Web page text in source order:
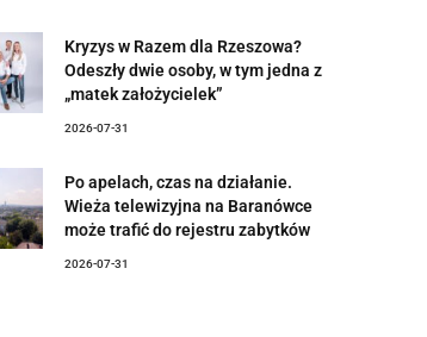
Kryzys w Razem dla Rzeszowa?
Odeszły dwie osoby, w tym jedna z
„matek założycielek”
2026-07-31
Po apelach, czas na działanie.
Wieża telewizyjna na Baranówce
może trafić do rejestru zabytków
2026-07-31